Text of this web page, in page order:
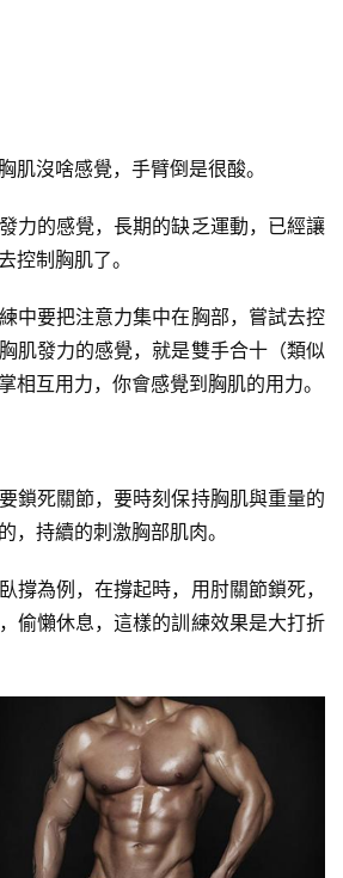
肌沒啥感覺，手臂倒是很酸。
力的感覺，長期的缺乏運動，已經讓
控制胸肌了。
中要把注意力集中在胸部，嘗試去控
肌發力的感覺，就是雙手合十（類似
相互用力，你會感覺到胸肌的用力。
鎖死關節，要時刻保持胸肌與重量的
，持續的刺激胸部肌肉。
撐為例，在撐起時，用肘關節鎖死，
偷懶休息，這樣的訓練效果是大打折